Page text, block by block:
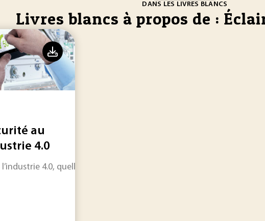
DANS LES LIVRES BLANCS
Livres blancs à propos de :
au
4.0
4.0, quelle est la place des questions de santé-sécurité au